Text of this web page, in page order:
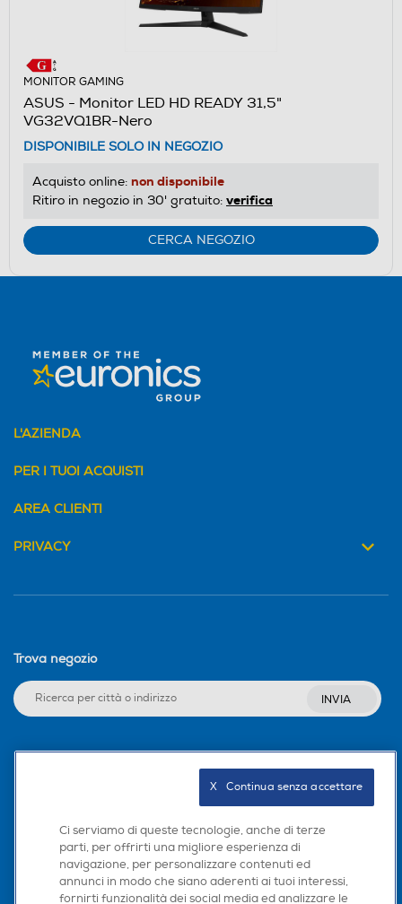
MONITOR GAMING
ASUS - Monitor LED HD READY 31,5"
VG32VQ1BR-Nero
DISPONIBILE SOLO IN NEGOZIO
Acquisto online: non disponibile
Ritiro in negozio in 30' gratuito: verifica
CERCA NEGOZIO
L'AZIENDA
PER I TUOI ACQUISTI
AREA CLIENTI
PRIVACY
Trova negozio
INVIA
Scarica la nostra app
Ci serviamo di queste tecnologie, anche di terze
parti, per offrirti una migliore esperienza di
navigazione, per personalizzare contenuti ed
annunci in modo che siano aderenti ai tuoi interessi,
fornirti funzionalità dei social media ed analizzare le
X   Continua senza accettare